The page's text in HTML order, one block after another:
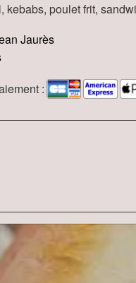
kebabs, poulet frit,
Jaurès
: